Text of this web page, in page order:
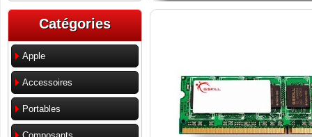
Catégories
Apple
Accessoires
Portables